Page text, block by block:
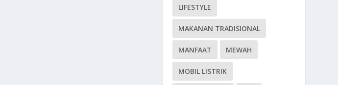
LIFESTYLE
MAKANAN TRADISIONAL
MANFAAT MEWAH
MOBIL LISTRIK